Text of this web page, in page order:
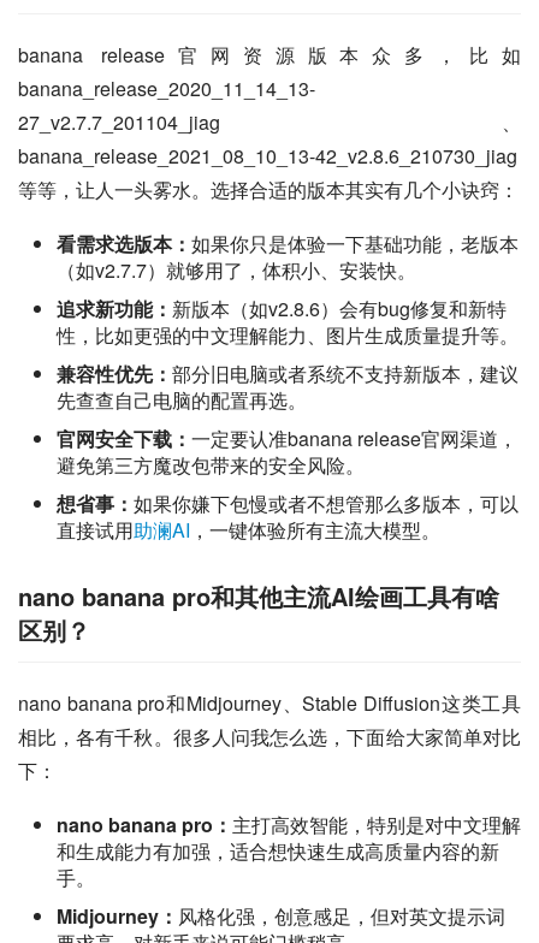
banana release官网资源版本众多，比如
banana_release_2020_11_14_13-
27_v2.7.7_201104_jiag、
banana_release_2021_08_10_13-42_v2.8.6_210730_jiag
等等，让人一头雾水。选择合适的版本其实有几个小诀窍：
看需求选版本： 如果你只是体验一下基础功能，老版本
（如v2.7.7）就够用了，体积小、安装快。
追求新功能： 新版本（如v2.8.6）会有bug修复和新特
性，比如更强的中文理解能力、图片生成质量提升等。
兼容性优先： 部分旧电脑或者系统不支持新版本，建议
先查查自己电脑的配置再选。
官网安全下载： 一定要认准banana release官网渠道，
避免第三方魔改包带来的安全风险。
想省事： 如果你嫌下包慢或者不想管那么多版本，可以
直接试用助澜AI ，一键体验所有主流大模型。
nano banana pro和其他主流AI绘画工具有啥
区别？
nano banana pro和Midjourney、Stable Diffusion这类工具
相比，各有千秋。很多人问我怎么选，下面给大家简单对比
下：
nano banana pro： 主打高效智能，特别是对中文理解
和生成能力有加强，适合想快速生成高质量内容的新
手。
Midjourney： 风格化强，创意感足，但对英文提示词